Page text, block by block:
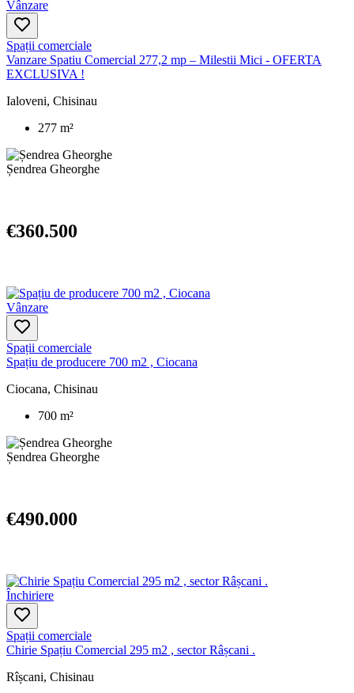
Vânzare
Spații comerciale
Vanzare Spatiu Comercial 277,2 mp – Milestii Mici - OFERTA
EXCLUSIVA !
Ialoveni, Chisinau
277 m²
Șendrea Gheorghe
€360.500
Vânzare
Spații comerciale
Spațiu de producere 700 m2 , Ciocana
Ciocana, Chisinau
700 m²
Șendrea Gheorghe
€490.000
Închiriere
Spații comerciale
Chirie Spațiu Comercial 295 m2 , sector Râșcani .
Rîșcani, Chisinau